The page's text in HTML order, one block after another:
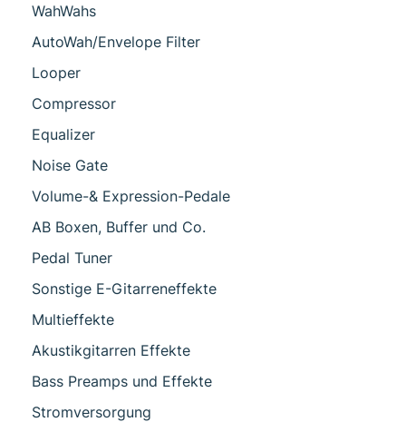
WahWahs
AutoWah/Envelope Filter
Looper
Compressor
Equalizer
Noise Gate
Volume-& Expression-Pedale
AB Boxen, Buffer und Co.
Pedal Tuner
Sonstige E-Gitarreneffekte
Multieffekte
Akustikgitarren Effekte
Bass Preamps und Effekte
Stromversorgung